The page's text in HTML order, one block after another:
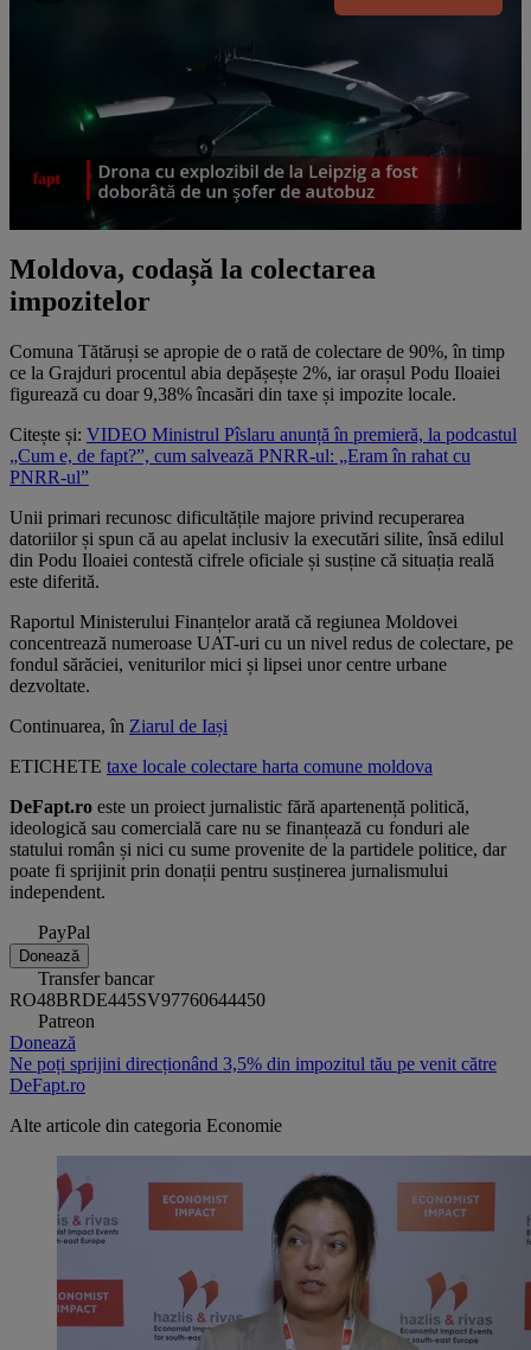
Moldova, codașă la colectarea
impozitelor
Comuna Tătăruși se apropie de o rată de colectare de 90%, în timp
ce la Grajduri procentul abia depășește 2%, iar orașul Podu Iloaiei
figurează cu doar 9,38% încasări din taxe și impozite locale.
Citește și: VIDEO Ministrul Pîslaru anunță în premieră, la podcastul
„Cum e, de fapt?”, cum salvează PNRR-ul: „Eram în rahat cu
PNRR-ul”
Unii primari recunosc dificultățile majore privind recuperarea
datoriilor și spun că au apelat inclusiv la executări silite, însă edilul
din Podu Iloaiei contestă cifrele oficiale și susține că situația reală
este diferită.
Raportul Ministerului Finanțelor arată că regiunea Moldovei
concentrează numeroase UAT-uri cu un nivel redus de colectare, pe
fondul sărăciei, veniturilor mici și lipsei unor centre urbane
dezvoltate.
Continuarea, în Ziarul de Iași
ETICHETE taxe locale colectare harta comune moldova
DeFapt.ro este un proiect jurnalistic fără apartenență politică,
ideologică sau comercială care nu se finanțează cu fonduri ale
statului român și nici cu sume provenite de la partidele politice, dar
poate fi sprijinit prin donații pentru susținerea jurnalismului
independent.
PayPal
Donează
Transfer bancar
RO48BRDE445SV97760644450
Patreon
Donează
Ne poți sprijini direcționând 3,5% din impozitul tău pe venit către
DeFapt.ro
Alte articole din categoria Economie